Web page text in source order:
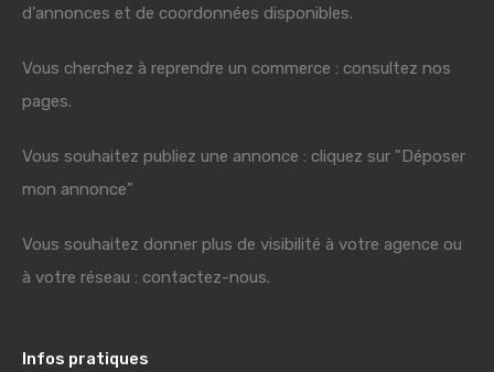
d'annonces et de coordonnées disponibles.
Vous cherchez à reprendre un commerce : consultez nos
pages.
Vous souhaitez publiez une annonce : cliquez sur "Déposer
mon annonce"
Vous souhaitez donner plus de visibilité à votre agence ou
à votre réseau : contactez-nous.
Infos pratiques